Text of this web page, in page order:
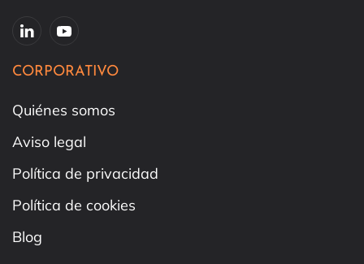
CORPORATIVO
Quiénes somos
Aviso legal
Política de privacidad
Política de cookies
Blog